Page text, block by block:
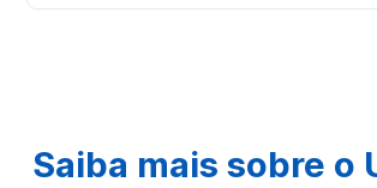
Saiba mais sobre o